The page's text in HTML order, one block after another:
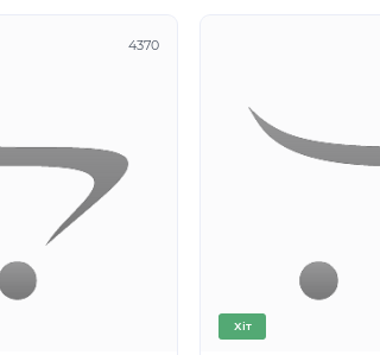
4370
Хіт